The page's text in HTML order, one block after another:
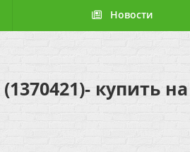
Новости
купить